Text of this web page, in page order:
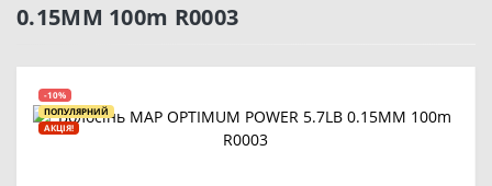
0.15MM 100m R0003
-10%
ПОПУЛЯРНИЙ
АКЦІЯ!